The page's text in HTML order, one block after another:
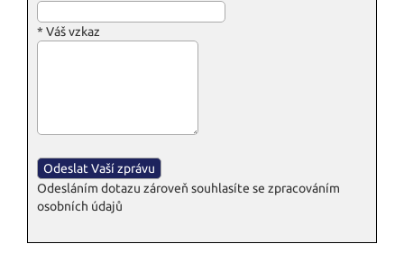
* Váš vzkaz
Odesláním dotazu zároveň souhlasíte se zpracováním
osobních údajů